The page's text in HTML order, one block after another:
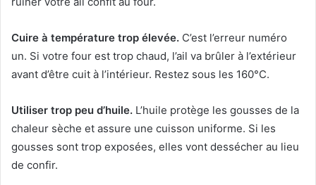
Cuire à température trop élevée. C’est l’erreur numéro
un. Si votre four est trop chaud, l’ail va brûler à l’extérieur
avant d’être cuit à l’intérieur. Restez sous les 160°C.
Utiliser trop peu d’huile. L’huile protège les gousses de la
chaleur sèche et assure une cuisson uniforme. Si les
gousses sont trop exposées, elles vont dessécher au lieu
de confir.